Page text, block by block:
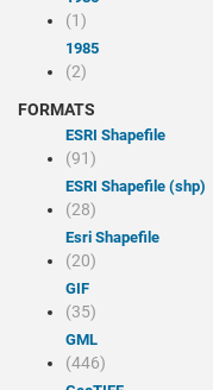
(1)
1985
(2)
FORMATS
ESRI Shapefile
(91)
ESRI Shapefile (shp)
(28)
Esri Shapefile
(20)
GIF
(35)
GML
(446)